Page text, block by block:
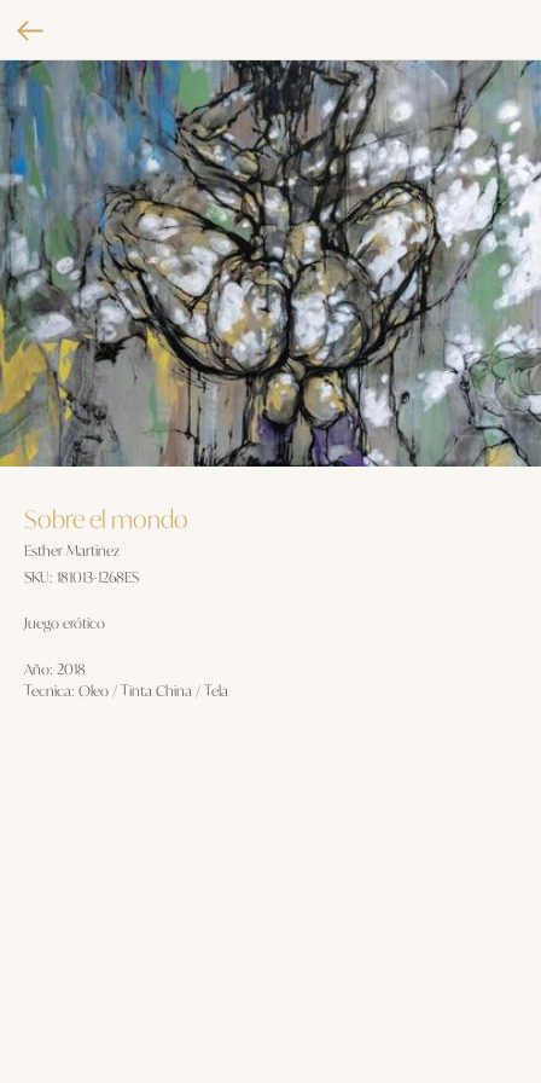
Sobre el mondo
Esther Martinez
SKU: 181013-1268ES
Juego erótico
Año: 2018
Tecnica: Oleo / Tinta China / Tela